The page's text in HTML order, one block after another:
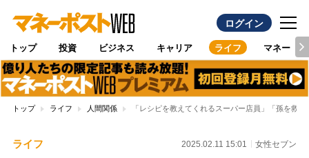
ログイン
トップ 投資 ビジネス キャリア ライフ マネー
トップ ライフ 人間関係 「レシピを教えてくれるスーパー店員」「孫を救
ライフ 2025.02.11 15:01 女性セブン